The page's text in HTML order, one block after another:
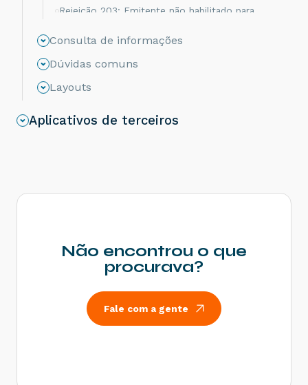
Rejeição 203: Emitente não habilitado para
Rejeição 817: Unidade Tributável incompatível
Comércio Exterior [nItem:nnn] - Como resolver?
Rejeição 656: Consumo Indevido - Como
Rejeição 805: A SEFAZ do destinatário não
Rejeição 600: CSOSN incompatível na operação
Rejeição 531: Total da BC ICMS difere do
somatório dos itens - Como resolver?
Rejeição 540: Grupo de documentos informado
inválido para remetente que emite NFe - Como
resolver?
Consulta de informações
Dúvidas comuns
Layouts
Aplicativos de terceiros
Não encontrou o que
procurava?
Fale com a gente